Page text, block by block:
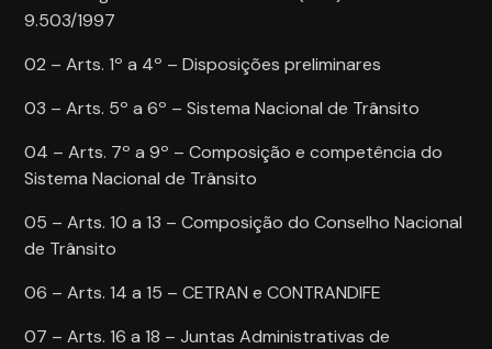
9.503/1997
02 – Arts. 1º a 4º – Disposições preliminares
03 – Arts. 5º a 6º – Sistema Nacional de Trânsito
04 – Arts. 7º a 9º – Composição e competência do
Sistema Nacional de Trânsito
05 – Arts. 10 a 13 – Composição do Conselho Nacional
de Trânsito
06 – Arts. 14 a 15 – CETRAN e CONTRANDIFE
07 – Arts. 16 a 18 – Juntas Administrativas de